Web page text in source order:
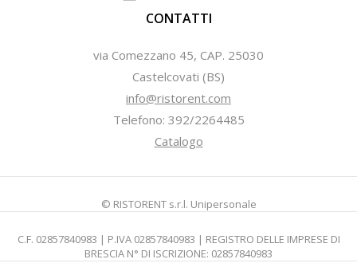
CONTATTI
via Comezzano 45, CAP. 25030
Castelcovati (BS)
info@ristorent.com
Telefono: 392/2264485
Catalogo
© RISTORENT s.r.l. Unipersonale
C.F. 02857840983 | P.IVA 02857840983 | REGISTRO DELLE IMPRESE DI
BRESCIA N° DI ISCRIZIONE: 02857840983